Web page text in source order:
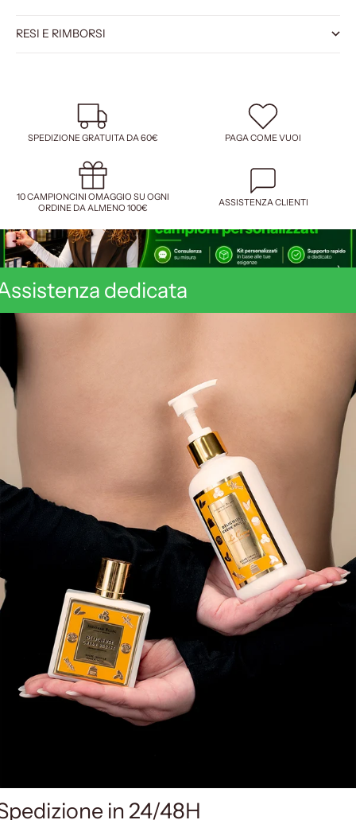
RESI E RIMBORSI
SPEDIZIONE GRATUITA DA 60€ PAGA COME VUOI
10 CAMPIONCINI OMAGGIO SU OGNI
ORDINE DA ALMENO 100€
ASSISTENZA CLIENTI
dedicata
in 24/48H